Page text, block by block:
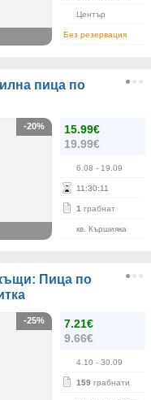
Център
Без резервация
пица по
15.99€
19.99€
6.08 - 19.09
11 :30:10
1 грабнат
кв. Кършияка
-20%
Пица по
7.21€
9.66€
4.10 - 30.09
159 грабнати
-25%